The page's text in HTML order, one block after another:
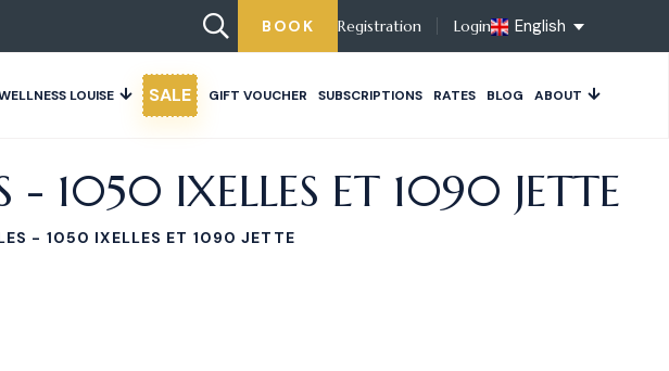
BOOK Registration Login English
LOUISE SALE GIFT VOUCHER SUBSCRIPTIONS RATES BLOG ABOUT
- 1050 IXELLES ET 1090 JETTE
- 1050 IXELLES ET 1090 JETTE